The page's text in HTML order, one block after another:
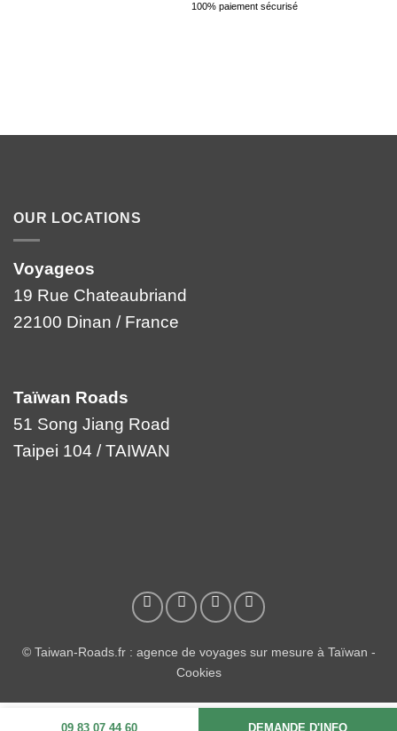
100% paiement sécurisé
OUR LOCATIONS
Voyageos
19 Rue Chateaubriand
22100 Dinan / France
Taïwan Roads
51 Song Jiang Road
Taipei 104 / TAIWAN
© Taiwan-Roads.fr : agence de voyages sur mesure à Taïwan -
Cookies
DEMANDE D'INFO
09 83 07 44 60